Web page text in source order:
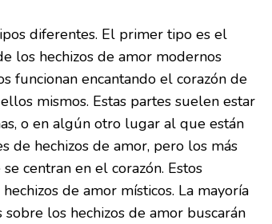
diferentes. El primer tipo es el
los hechizos de amor modernos
funcionan encantando el corazón de
mismos. Estas partes suelen estar
o en algún otro lugar al que están
de hechizos de amor, pero los más
centran en el corazón. Estos
de amor místicos. La mayoría
los hechizos de amor buscarán